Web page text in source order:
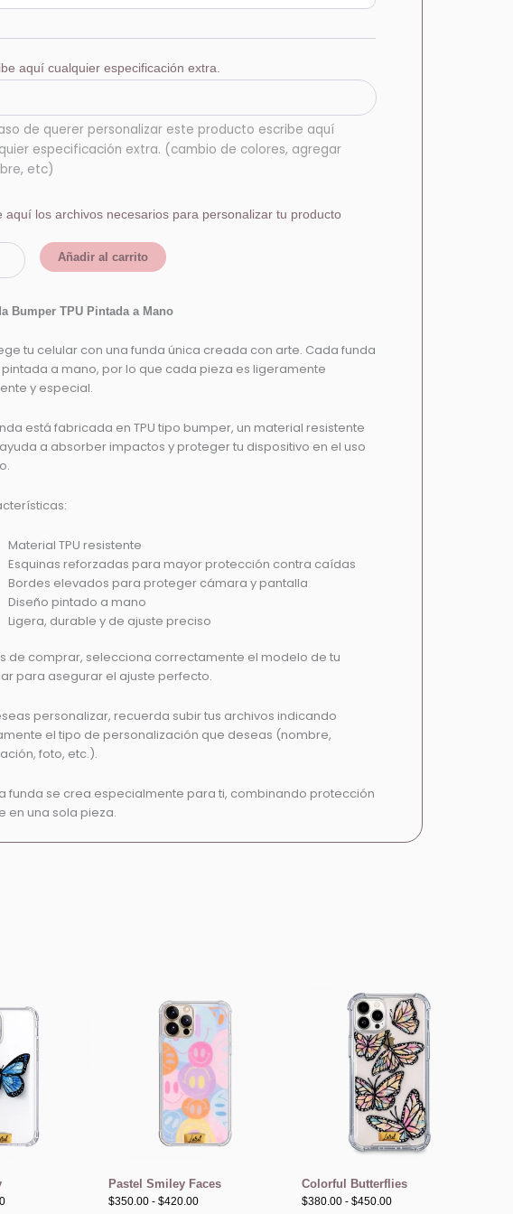
aquí cualquier especificación extra.
de querer personalizar este producto escribe aquí
especificación extra. (cambio de colores, agregar
etc)
aquí los archivos necesarios para personalizar tu producto
Añadir al carrito
Bumper TPU Pintada a Mano
tu celular con una funda única creada con arte. Cada funda
a mano, por lo que cada pieza es ligeramente
y especial.
está fabricada en TPU tipo bumper, un material resistente
a absorber impactos y proteger tu dispositivo en el uso
Material TPU resistente
Esquinas reforzadas para mayor protección contra caídas
Bordes elevados para proteger cámara y pantalla
Diseño pintado a mano
Ligera, durable y de ajuste preciso
de comprar, selecciona correctamente el modelo de tu
para asegurar el ajuste perfecto.
personalizar, recuerda subir tus archivos indicando
el tipo de personalización que deseas (nombre,
foto, etc.).
funda se crea especialmente para ti, combinando protección
en una sola pieza.
precios:
$320.00
hasta
$390.00
Pastel Smiley Faces
$350.00 - $420.00
de
precios:
desde
$350.00
hasta
$420.00
Colorful Butterflies
$380.00 - $450.00
Rango
de
precios:
desde
$380.00
hasta
$450.00